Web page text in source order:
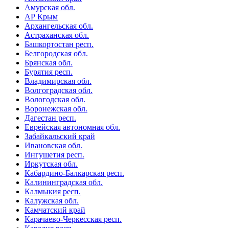
Амурская обл.
АР Крым
Архангельская обл.
Астраханская обл.
Башкортостан респ.
Белгородская обл.
Брянская обл.
Бурятия респ.
Владимирская обл.
Волгоградская обл.
Вологодская обл.
Воронежская обл.
Дагестан респ.
Еврейская автономная обл.
Забайкальский край
Ивановская обл.
Ингушетия респ.
Иркутская обл.
Кабардино-Балкарская респ.
Калининградская обл.
Калмыкия респ.
Калужская обл.
Камчатский край
Карачаево-Черкесская респ.